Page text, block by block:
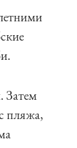
Затем
пляжа,